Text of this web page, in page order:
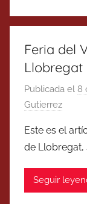
Feria del
Llobregat
Publicada el 8
Gutierrez
Este es el
de Llobregat,
Seguir